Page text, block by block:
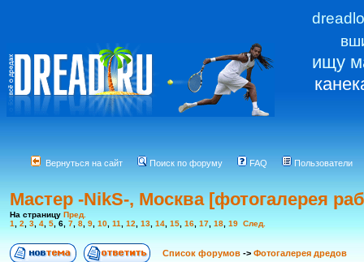
ищу
Вернуться на сайт Поиск по форуму FAQ Пользователи
Мастер -NikS-, Москва [фотогалерея
На страницу Пред.
1
2 3 4 5 6 7 8 9 10 11 12 13 14 15 16 17 18 19 След.
Список форумов -> Фотогалерея дредов